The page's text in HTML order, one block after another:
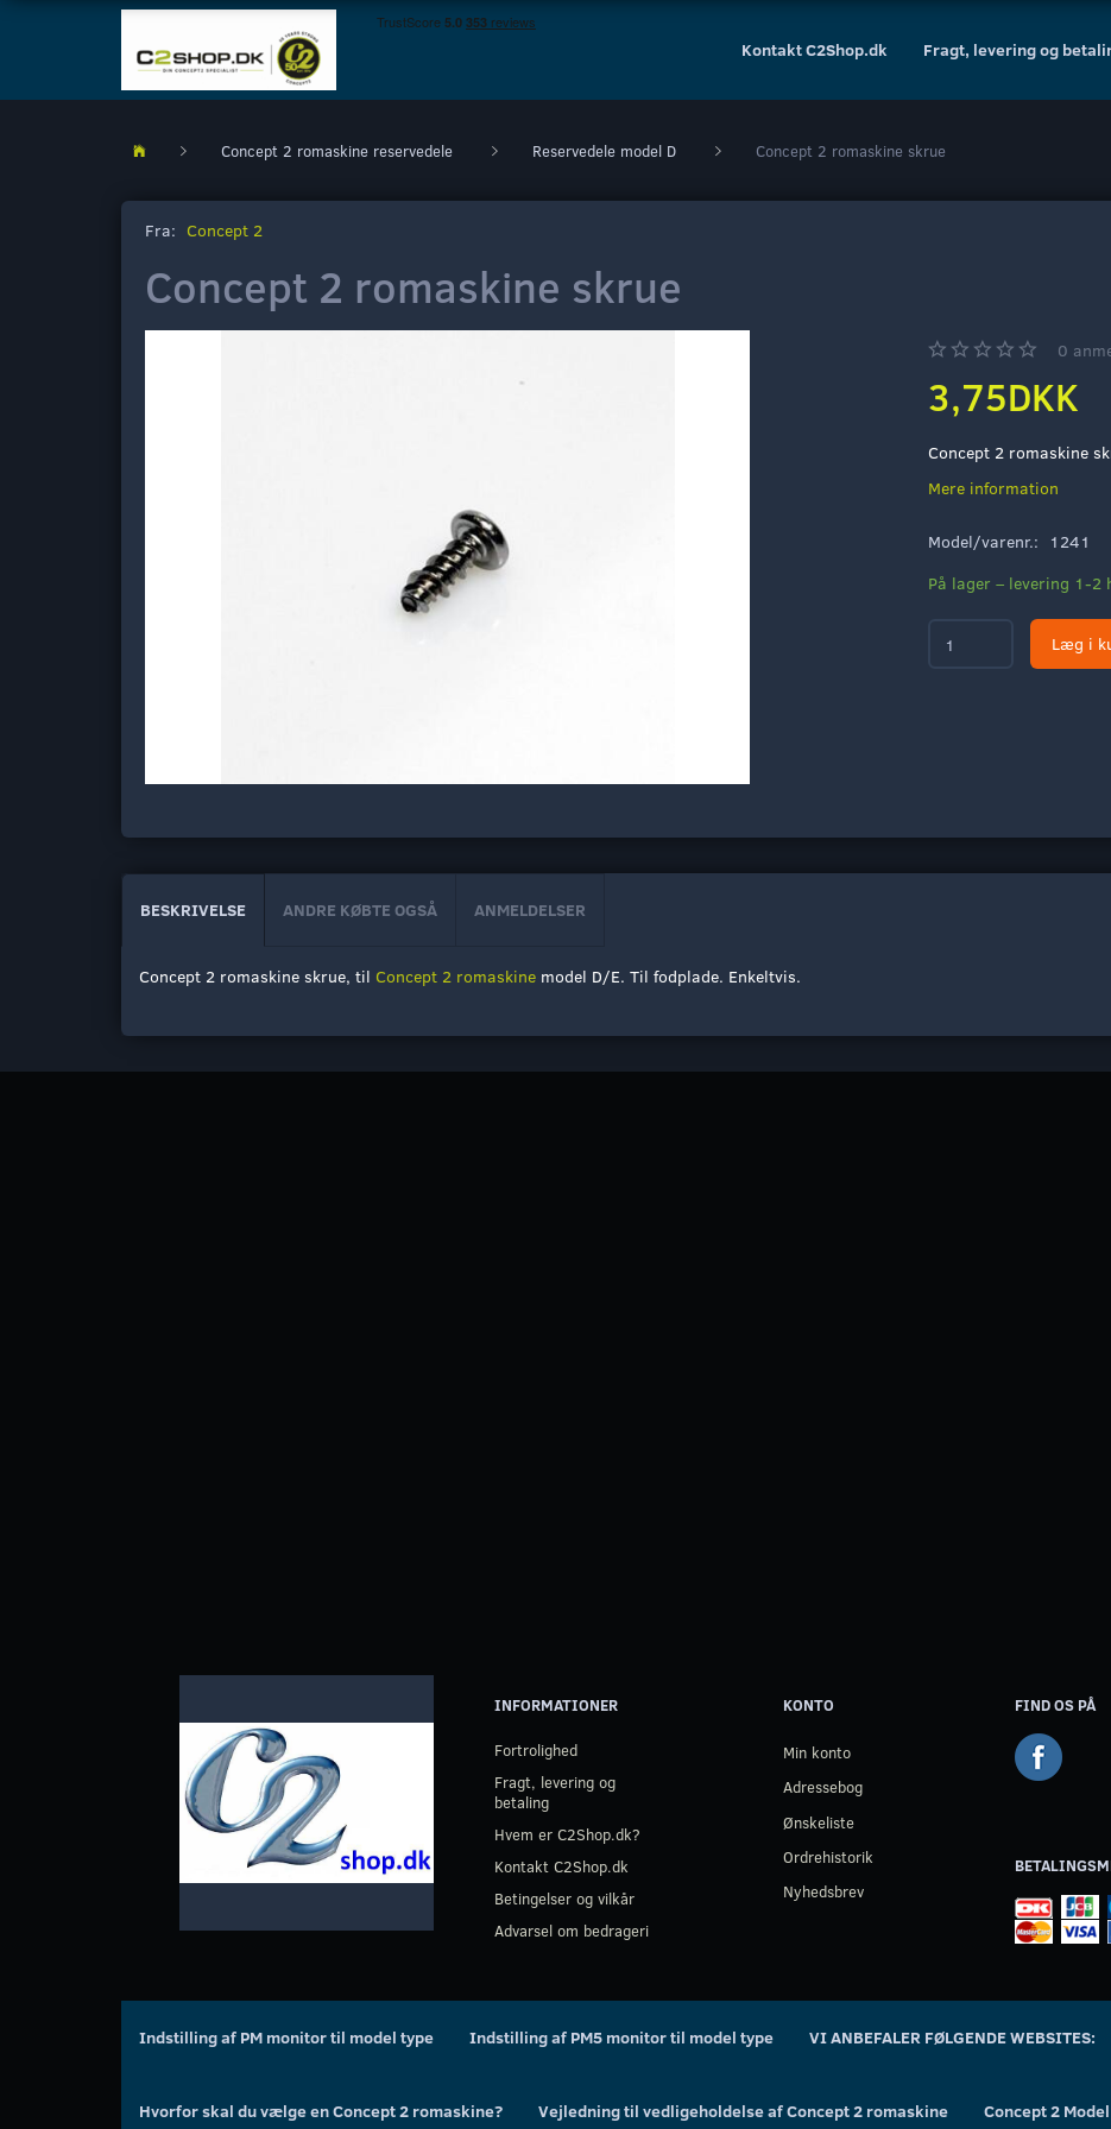
Fragt, levering og
Kontakt C2Shop.dk
Concept 2 romaskine reservedele Reservedele model D Concept 2 romaskine skrue
Fra: Concept 2
Concept 2 romaskine skrue
0
3,75DKK
Concept 2 romaskine
Mere information
Model/varenr.:
1241
På lager – levering 1-2
Læg i
BESKRIVELSE ANDRE KØBTE OGSÅ ANMELDELSER
Concept 2 romaskine skrue, til Concept 2 romaskine model D/E. Til fodplade. Enkeltvis.
INFORMATIONER
Fortrolighed
Fragt, levering og
betaling
Hvem er C2Shop.dk?
Kontakt C2Shop.dk
Betingelser og vilkår
Advarsel om bedrageri
KONTO
Min konto
Adressebog
Ønskeliste
Ordrehistorik
Nyhedsbrev
FIND OS PÅ
Indstilling af PM monitor til model type Indstilling af PM5 monitor til model type VI ANBEFALER FØLGENDE WEBSITES:
Hvorfor skal du vælge en Concept 2 romaskine? Vejledning til vedligeholdelse af Concept 2 romaskine Concept 2